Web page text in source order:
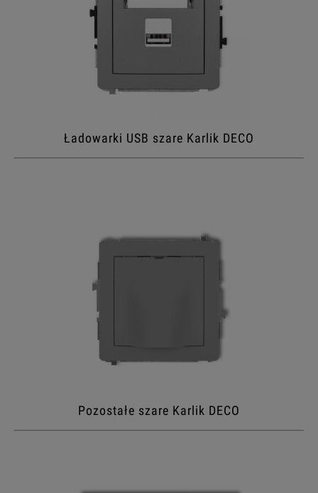
Ładowarki USB szare Karlik DECO
Pozostałe szare Karlik DECO